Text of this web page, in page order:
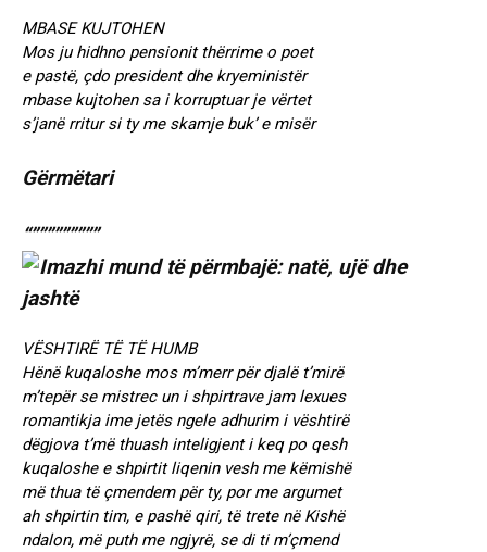
MBASE KUJTOHEN
Mos ju hidhno pensionit thërrime o poet
e pastë, çdo president dhe kryeministër
mbase kujtohen sa i korruptuar je vërtet
s’janë rritur si ty me skamje buk’ e misër
Gërmëtari
“”””””””””
VËSHTIRË TË TË HUMB
Hënë kuqaloshe mos m’merr për djalë t’mirë
m’tepër se mistrec un i shpirtrave jam lexues
romantikja ime jetës ngele adhurim i vështirë
dëgjova t’më thuash inteligjent i keq po qesh
kuqaloshe e shpirtit liqenin vesh me këmishë
më thua të çmendem për ty, por me argumet
ah shpirtin tim, e pashë qiri, të trete në Kishë
ndalon, më puth me ngjyrë, se di ti m’çmend